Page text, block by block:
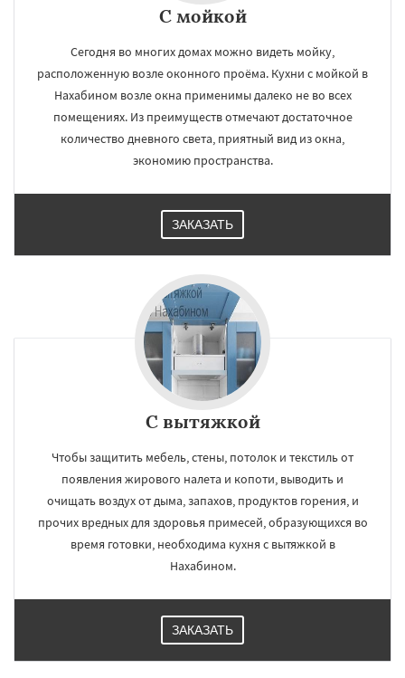
С мойкой
Сегодня во многих домах можно видеть мойку,
расположенную возле оконного проёма. Кухни с мойкой в
Нахабином возле окна применимы далеко не во всех
помещениях. Из преимуществ отмечают достаточное
количество дневного света, приятный вид из окна,
экономию пространства.
ЗАКАЗАТЬ
С вытяжкой
Чтобы защитить мебель, стены, потолок и текстиль от
появления жирового налета и копоти, выводить и
очищать воздух от дыма, запахов, продуктов горения, и
прочих вредных для здоровья примесей, образующихся во
время готовки, необходима кухня с вытяжкой в
Нахабином.
ЗАКАЗАТЬ